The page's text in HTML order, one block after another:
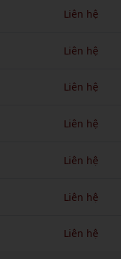
Liên hệ
Liên hệ
Liên hệ
Liên hệ
Liên hệ
Liên hệ
Liên hệ